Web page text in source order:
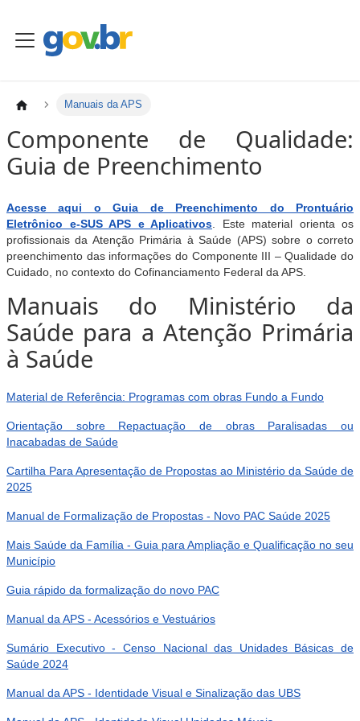
Manuais da APS
Componente de Qualidade:
Guia de Preenchimento
Acesse aqui o Guia de Preenchimento do Prontuário
Eletrônico e-SUS APS e Aplicativos . Este material orienta os
profissionais da Atenção Primária à Saúde (APS) sobre o correto
preenchimento das informações do Componente III – Qualidade do
Cuidado, no contexto do Cofinanciamento Federal da APS.
Manuais do Ministério da
Saúde para a Atenção Primária
à Saúde
Material de Referência: Programas com obras Fundo a Fundo
Orientação sobre Repactuação de obras Paralisadas ou
Inacabadas de Saúde
Cartilha Para Apresentação de Propostas ao Ministério da Saúde de
2025
Manual de Formalização de Propostas - Novo PAC Saúde 2025
Mais Saúde da Família - Guia para Ampliação e Qualificação no seu
Município
Guia rápido da formalização do novo PAC
Manual da APS - Acessórios e Vestuários
Sumário Executivo - Censo Nacional das Unidades Básicas de
Saúde 2024
Manual da APS - Identidade Visual e Sinalização das UBS